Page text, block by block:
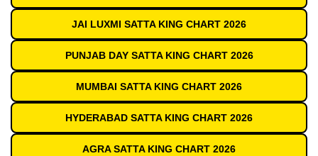
JAI LUXMI SATTA KING CHART 2026
PUNJAB DAY SATTA KING CHART 2026
MUMBAI SATTA KING CHART 2026
HYDERABAD SATTA KING CHART 2026
AGRA SATTA KING CHART 2026